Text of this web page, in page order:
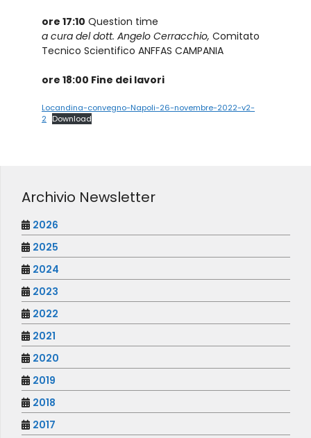
ore 17:10 Question time
a cura del dott. Angelo Cerracchio, Comitato
Tecnico Scientifico ANFFAS CAMPANIA
ore 18:00 Fine dei lavori
Locandina-convegno-Napoli-26-novembre-2022-v2-
2 Download
Archivio Newsletter
2026
2025
2024
2023
2022
2021
2020
2019
2018
2017